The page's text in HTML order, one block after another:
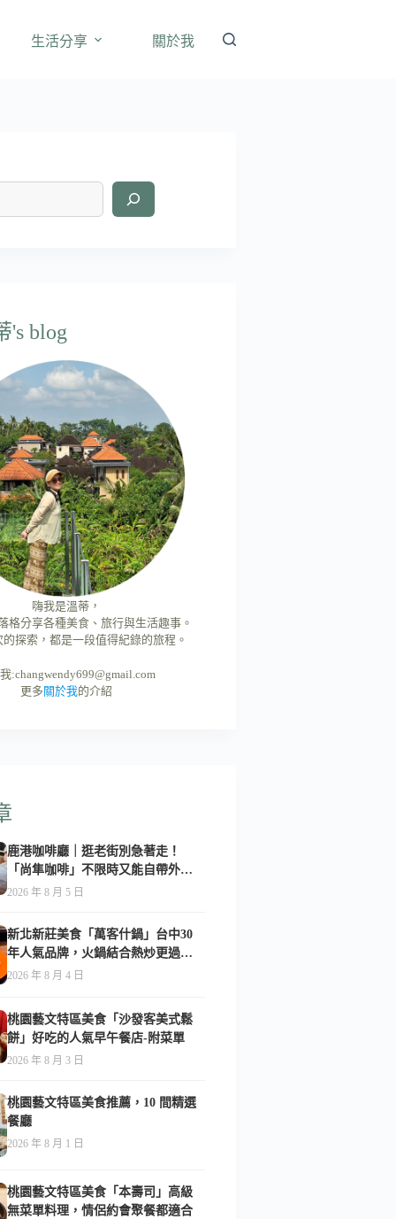
生活分享 關於我
's blog
嗨我是溫蒂，
格分享各種美食、旅行與生活趣事。
探索，都是一段值得紀錄的旅程。
:changwendy699@gmail.com
更多關於我的介紹
鹿港咖啡廳｜逛老街別急著走！
「尚隼咖啡」不限時又能自帶外
食，難怪在地人天天報到-附菜單
2026 年 8 月 5 日
新北新莊美食「萬客什鍋」台中30
年人氣品牌，火鍋結合熱炒更過
癮！-附菜單
2026 年 8 月 4 日
桃園藝文特區美食「沙發客美式鬆
餅」好吃的人氣早午餐店-附菜單
2026 年 8 月 3 日
桃園藝文特區美食推薦，10 間精選
餐廳
2026 年 8 月 1 日
桃園藝文特區美食「本壽司」高級
無菜單料理，情侶約會聚餐都適合